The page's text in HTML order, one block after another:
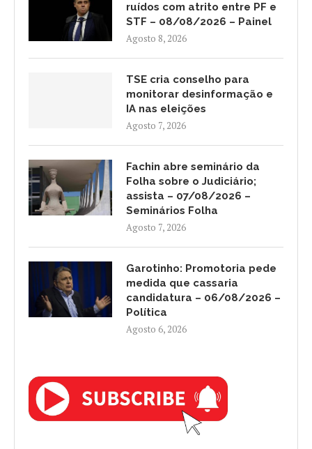
ruídos com atrito entre PF e
STF – 08/08/2026 – Painel
Agosto 8, 2026
TSE cria conselho para
monitorar desinformação e
IA nas eleições
Agosto 7, 2026
Fachin abre seminário da
Folha sobre o Judiciário;
assista – 07/08/2026 –
Seminários Folha
Agosto 7, 2026
Garotinho: Promotoria pede
medida que cassaria
candidatura – 06/08/2026 –
Política
Agosto 6, 2026